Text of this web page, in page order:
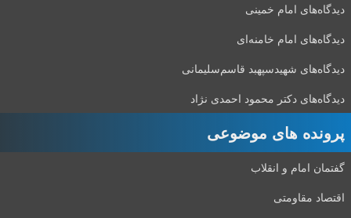
دیدگاه‌های امام خمینی
دیدگاه‌های امام خامنه‌ای
دیدگاه‌های شهید‌سپهبد قاسم‌سلیمانی
دیدگاه‌های دکتر محمود احمدی نژاد
پرونده های موضوعی
گفتمان امام و انقلاب
اقتصاد مقاومتی